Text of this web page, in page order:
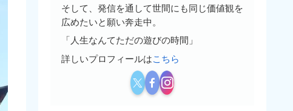
そして、発信を通して世間にも同じ価値観を
広めたいと願い奔走中。
「人生なんてただの遊びの時間」
詳しいプロフィールはこちら